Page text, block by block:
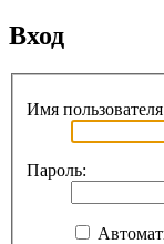
Вход
Имя
Пароль: